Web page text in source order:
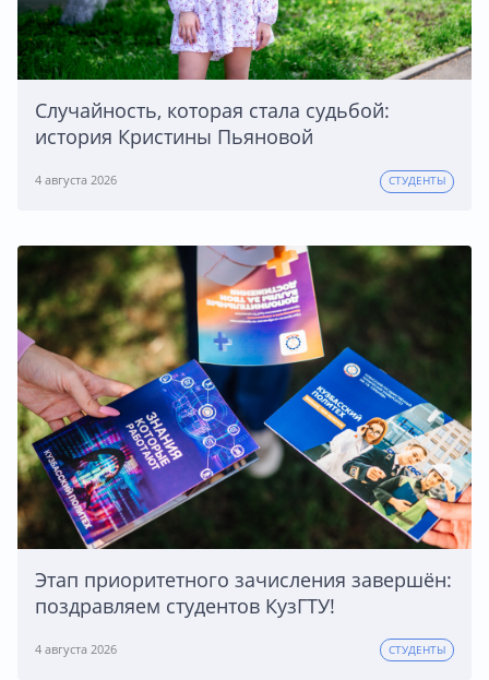
Случайность, которая стала судьбой:
история Кристины Пьяновой
4 августа 2026 СТУДЕНТЫ
Этап приоритетного зачисления завершён:
поздравляем студентов КузГТУ!
4 августа 2026 СТУДЕНТЫ